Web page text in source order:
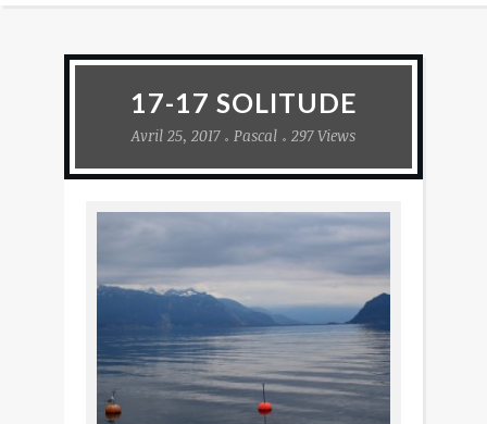
17-17 SOLITUDE
Avril 25, 2017 Pascal 297 Views